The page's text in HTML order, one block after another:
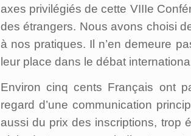
axes privilégiés de cette VIIIe
des étrangers. Nous avons choisi
à nos pratiques. Il n’en demeure
leur place dans le débat
Environ cinq cents Français ont
regard d’une communication
aussi du prix des inscriptions, trop